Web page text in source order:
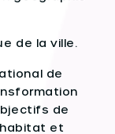
de la ville.
de
de
et